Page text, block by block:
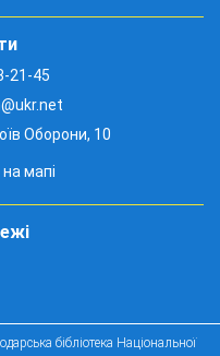
21-45
Оборони, 10
мапі
бібліотека Національної